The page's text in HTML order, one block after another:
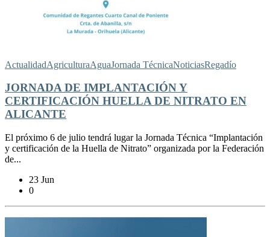
ActualidadAgriculturaAguaJornada TécnicaNoticiasRegadío
JORNADA DE IMPLANTACIÓN Y
CERTIFICACIÓN HUELLA DE NITRATO EN
ALICANTE
El próximo 6 de julio tendrá lugar la Jornada Técnica “Implantación
y certificación de la Huella de Nitrato” organizada por la Federación
de...
23 Jun
0